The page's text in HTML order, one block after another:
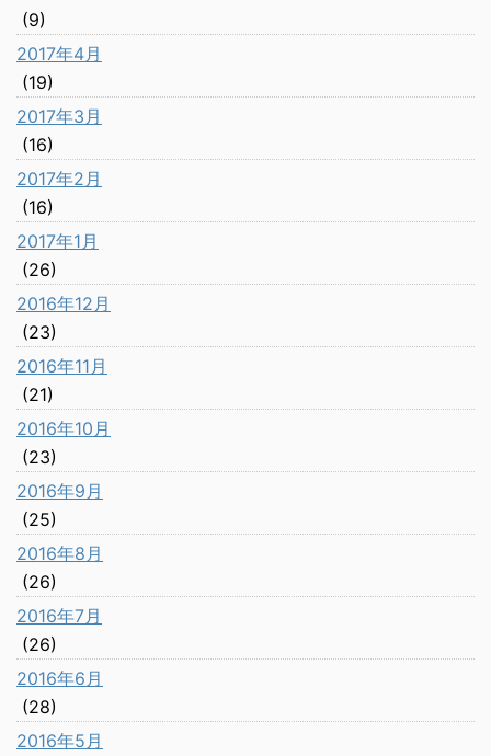
(9)
2017年4月
(19)
2017年3月
(16)
2017年2月
(16)
2017年1月
(26)
2016年12月
(23)
2016年11月
(21)
2016年10月
(23)
2016年9月
(25)
2016年8月
(26)
2016年7月
(26)
2016年6月
(28)
2016年5月